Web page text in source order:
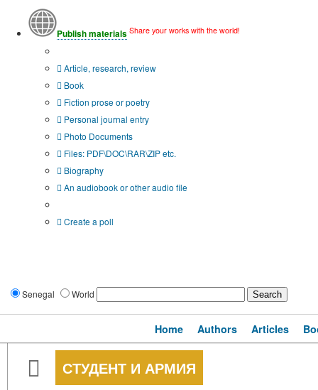
Publish materials Share your works with the world!
Article, research, review
Book
Fiction prose or poetry
Personal journal entry
Photo Documents
Files: PDF\DOC\RAR\ZIP etc.
Biography
An audiobook or other audio file
Create a poll
Senegal World
Home Authors Articles
СТУДЕНТ И АРМИЯ